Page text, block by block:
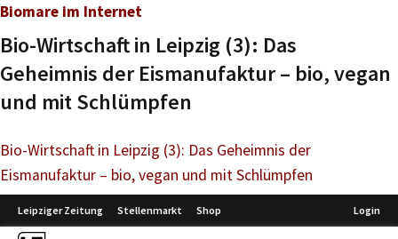
Biomare im Internet
Bio-Wirtschaft in Leipzig (3): Das
Geheimnis der Eismanufaktur – bio, vegan
und mit Schlümpfen
Bio-Wirtschaft in Leipzig (3): Das Geheimnis der
Eismanufaktur – bio, vegan und mit Schlümpfen